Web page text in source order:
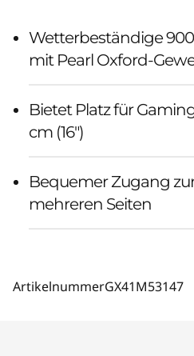
Wetterbeständige
mit Pearl Oxford-
Bietet Platz für
cm (16")
Bequemer Zugang
mehreren Seiten
ArtikelnummerGX41M53147